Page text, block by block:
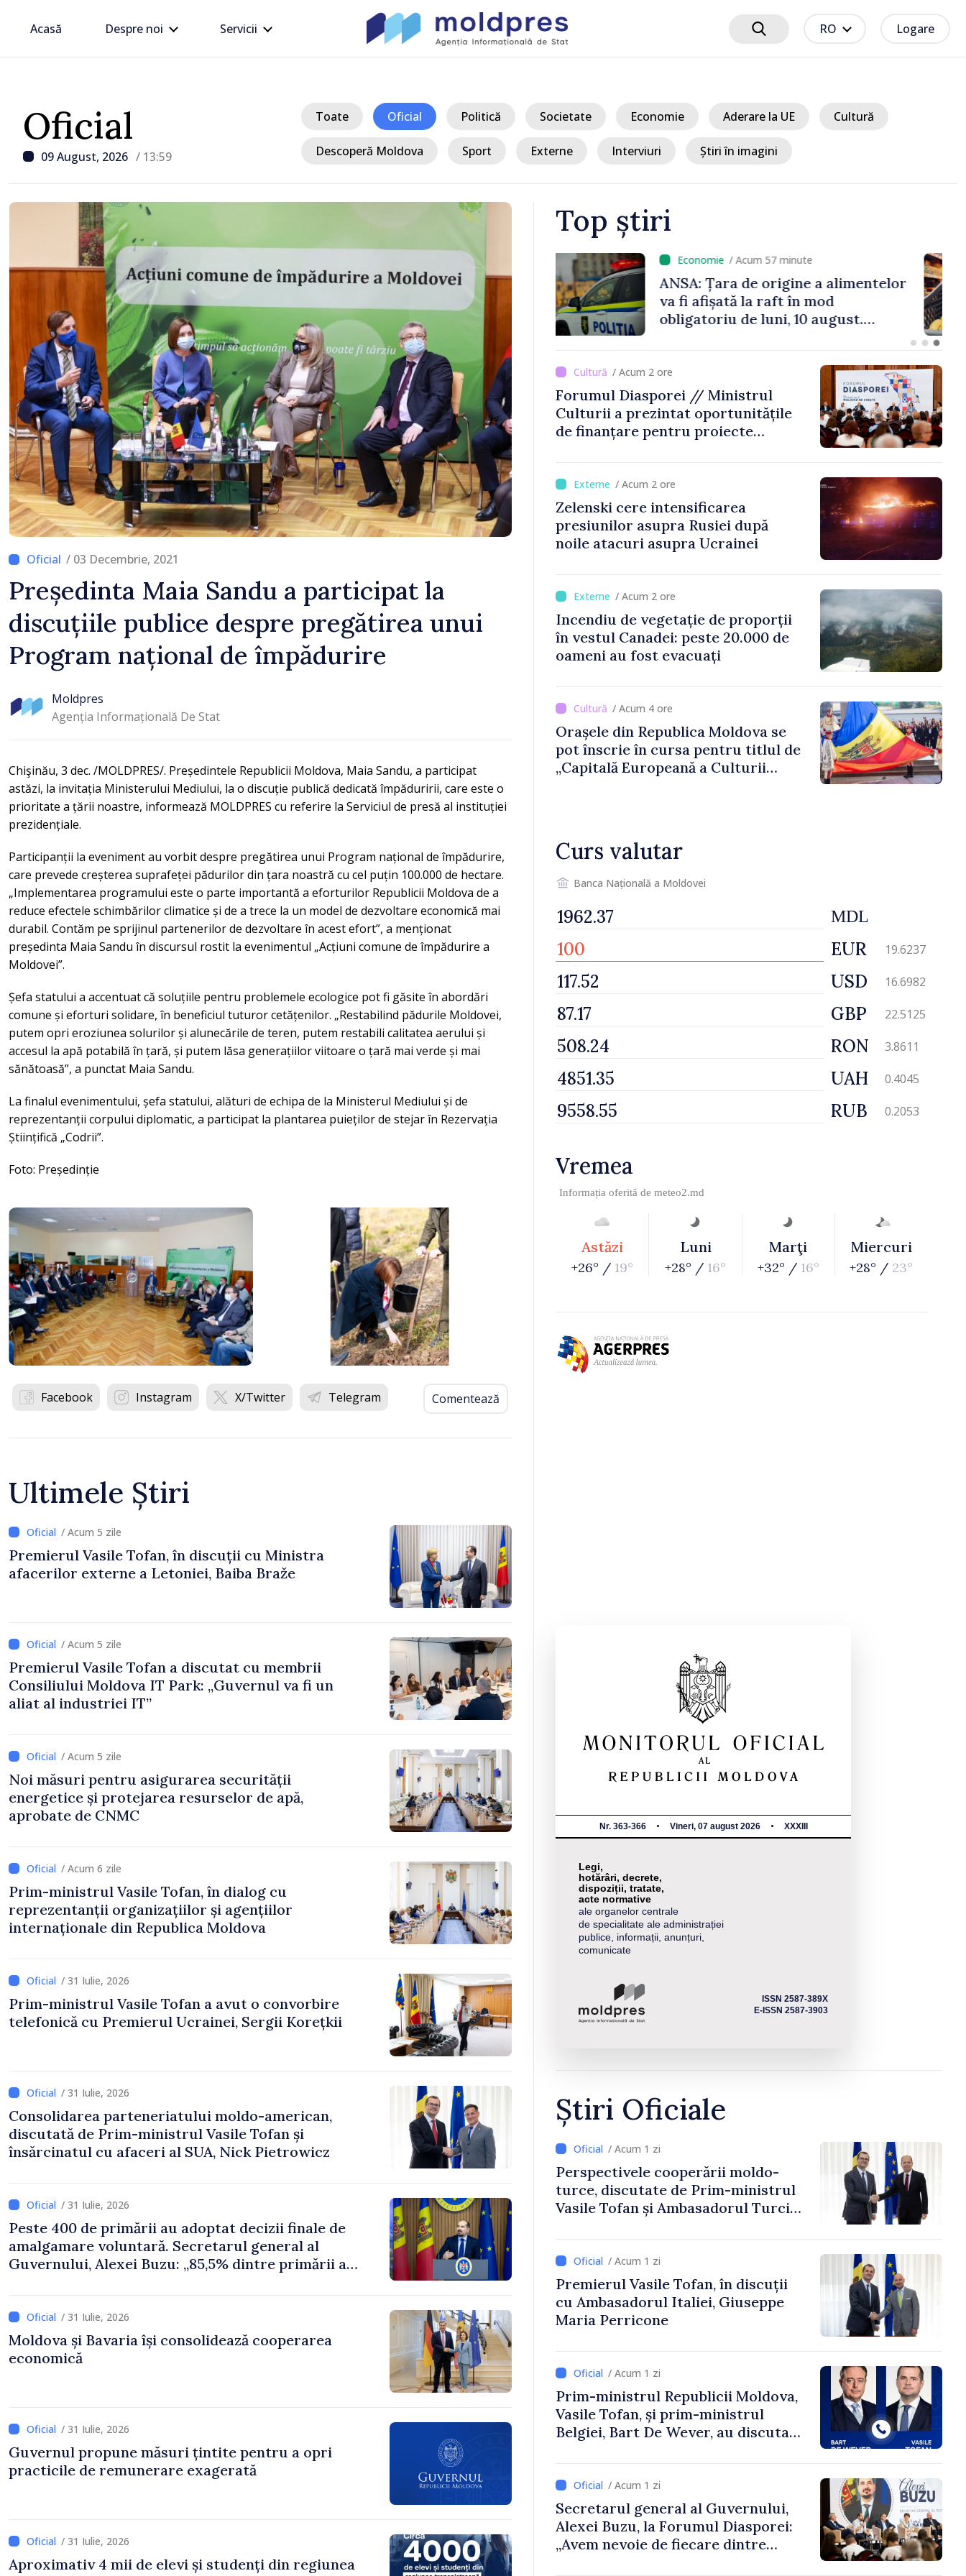
Acasă Despre noi Servicii RO Logare
Oficial
09 August, 2026 / 13:59
Toate Oficial Politică Societate Economie Aderare la UE Cultură
Descoperă Moldova Sport Externe Interviuri Știri în imagini
/ 03 Decembrie, 2021
Președinta Maia Sandu a participat la
discuțiile publice despre pregătirea unui
Program național de împădurire
Moldpres
Agenția Informațională De Stat
Chişinău, 3 dec. /MOLDPRES/. Președintele Republicii Moldova, Maia Sandu, a participat
astăzi, la invitația Ministerului Mediului, la o discuție publică dedicată împăduririi, care este o
prioritate a țării noastre, informează MOLDPRES cu referire la Serviciul de presă al instituției
prezidențiale.
Participanții la eveniment au vorbit despre pregătirea unui Program național de împădurire,
care prevede creșterea suprafeței pădurilor din țara noastră cu cel puțin 100.000 de hectare.
„Implementarea programului este o parte importantă a eforturilor Republicii Moldova de a
reduce efectele schimbărilor climatice și de a trece la un model de dezvoltare economică mai
durabil. Contăm pe sprijinul partenerilor de dezvoltare în acest efort”, a menționat
președinta Maia Sandu în discursul rostit la evenimentul „Acțiuni comune de împădurire a
Moldovei”.
Șefa statului a accentuat că soluțiile pentru problemele ecologice pot fi găsite în abordări
comune și eforturi solidare, în beneficiul tuturor cetățenilor. „Restabilind pădurile Moldovei,
putem opri eroziunea solurilor și alunecările de teren, putem restabili calitatea aerului și
accesul la apă potabilă în țară, și putem lăsa generațiilor viitoare o țară mai verde și mai
sănătoasă”, a punctat Maia Sandu.
La finalul evenimentului, șefa statului, alături de echipa de la Ministerul Mediului și de
reprezentanții corpului diplomatic, a participat la plantarea puieților de stejar în Rezervația
Științifică „Codrii”.
Foto: Președinție
Facebook Instagram X/Twitter Telegram Comentează
Ultimele Știri
/ Acum 5 zile
Premierul Vasile Tofan, în discuții cu Ministra
afacerilor externe a Letoniei, Baiba Braže
/ Acum 5 zile
Premierul Vasile Tofan a discutat cu membrii
Consiliului Moldova IT Park: „Guvernul va fi un
aliat al industriei IT”
/ Acum 5 zile
Noi măsuri pentru asigurarea securității
energetice și protejarea resurselor de apă,
aprobate de CNMC
/ Acum 6 zile
Prim-ministrul Vasile Tofan, în dialog cu
reprezentanții organizațiilor și agențiilor
internaționale din Republica Moldova
/ 31 Iulie, 2026
Prim-ministrul Vasile Tofan a avut o convorbire
telefonică cu Premierul Ucrainei, Sergii Korețkii
/ 31 Iulie, 2026
Consolidarea parteneriatului moldo-american,
discutată de Prim-ministrul Vasile Tofan și
însărcinatul cu afaceri al SUA, Nick Pietrowicz
/ 31 Iulie, 2026
Peste 400 de primării au adoptat decizii finale de
amalgamare voluntară. Secretarul general al
Guvernului, Alexei Buzu: „85,5% dintre primării au
și dezvoltar/ 31 Iulie, 2026
Moldova și Bavaria își consolidează cooperarea
economică
/ 31 Iulie, 2026
Guvernul propune măsuri țintite pentru a opri
practicile de remunerare exagerată
/ 31 Iulie, 2026
Aproximativ 4 mii de elevi și studenți din regiunea
Top știri
UPDATE // Explozie la Crocmaz,
Ștefan Vodă. Fragmente ale unei
drone de luptă depistate la fața
locului
/ Acum 57 minute
ANSA: Țara de origine a alimentelor
va fi afișată la raft în mod
obligatoriu de luni, 10 august.
Comercianții riscă amenzi de zeci
/ Acum 2 ore
Forumul Diasporei // Ministrul
Culturii a prezintat oportunitățile
de finanțare pentru proiecte
/ Acum 2 ore
Zelenski cere intensificarea
presiunilor asupra Rusiei după
noile atacuri asupra Ucrainei
/ Acum 2 ore
Incendiu de vegetație de proporții
în vestul Canadei: peste 20.000 de
oameni au fost evacuați
/ Acum 4 ore
Orașele din Republica Moldova se
pot înscrie în cursa pentru titlul de
„Capitală Europeană a Culturii
Curs valutar
Banca Națională a Moldovei
MDL
EUR 19.6237
USD 16.6982
GBP 22.5125
RON 3.8611
UAH 0.4045
RUB 0.2053
Vremea
Informația oferită de meteo2.md
Astăzi
+26° / 19°
Luni
+28° / 16°
Marţi
+32° / 16°
Miercuri
+28° / 23°
Nr. 363-366 Vineri, 07 august 2026 XXXIII
Legi,
hotărâri, decrete,
dispoziții, tratate,
acte normative
ale organelor centrale
de specialitate ale administrației
publice, informații, anunțuri,
comunicate
ISSN 2587-389X
E-ISSN 2587-3903
Știri Oficiale
/ Acum 1 zi
Perspectivele cooperării moldo-
turce, discutate de Prim-ministrul
Vasile Tofan și Ambasadorul Turciei,
/ Acum 1 zi
Premierul Vasile Tofan, în discuții
cu Ambasadorul Italiei, Giuseppe
Maria Perricone
/ Acum 1 zi
Prim-ministrul Republicii Moldova,
Vasile Tofan, și prim-ministrul
Belgiei, Bart De Wever, au discutat
/ Acum 1 zi
Secretarul general al Guvernului,
Alexei Buzu, la Forumul Diasporei:
„Avem nevoie de fiecare dintre